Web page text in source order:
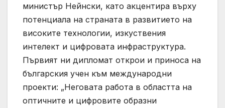
министър Нейнски, като акцентира върху
потенциала на страната в развитието на
високите технологии, изкуствения
интелект и цифровата инфраструктура.
Първият ни дипломат открои и приноса на
българския учен към международни
проекти: „Неговата работа в областта на
оптичните и цифровите образни